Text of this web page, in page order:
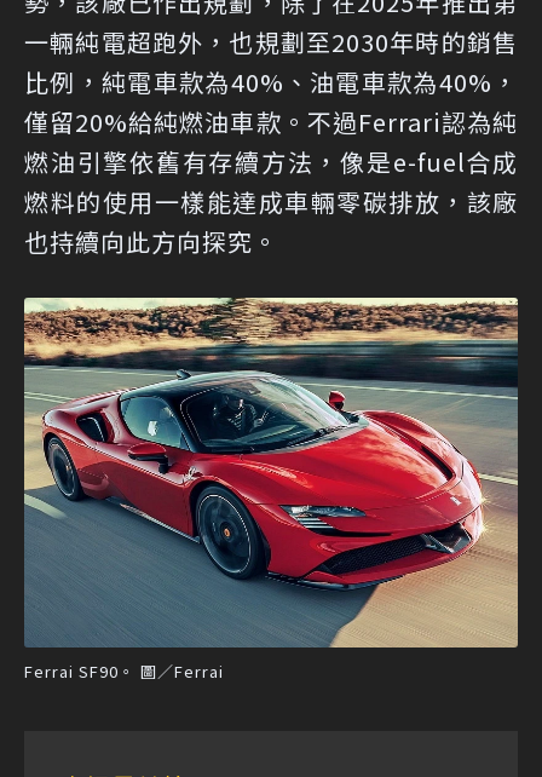
一輛純電超跑外，也規劃至2030年時的銷售
比例，純電車款為40%、油電車款為40%，
僅留20%給純燃油車款。不過Ferrari認為純
燃油引擎依舊有存續方法，像是e-fuel合成
燃料的使用一樣能達成車輛零碳排放，該廠
也持續向此方向探究。
Ferrai SF90。 圖／Ferrai